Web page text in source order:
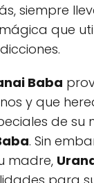
siempre
que
Baba
y que
de su
. Sin
madre,